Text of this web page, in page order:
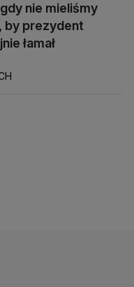
nie mieliśmy
by prezydent
łamał